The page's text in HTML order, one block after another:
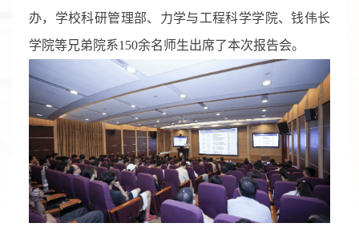
办，学校科研管理部、力学与工程科学学院、钱伟长
学院等兄弟院系150余名师生出席了本次报告会。